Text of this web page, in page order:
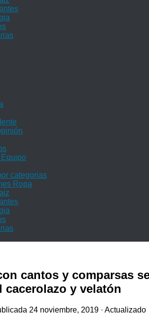
categorias
Ropa
cantos y comparsas
cacerolazo y velatón
24 noviembre, 2019 · Actualizado